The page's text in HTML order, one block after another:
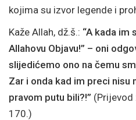
kojima su izvor legende i
Kaže Allah, dž.š.: “A kada im
Allahovu Objavu!” – oni
slijedićemo ono na čemu
Zar i onda kad im preci nisu
pravom putu bili?!” (Prijevod
170.)